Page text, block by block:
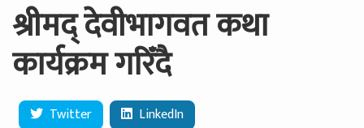
श्रीमद् देवीभागवत कथा
कार्यक्रम गरिँदै
Twitter LinkedIn